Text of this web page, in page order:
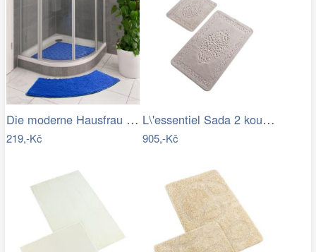
Die moderne Hausfrau Protiskluzová…
219,-Kč
L\'essentiel Sada 2 koupelnových…
905,-Kč